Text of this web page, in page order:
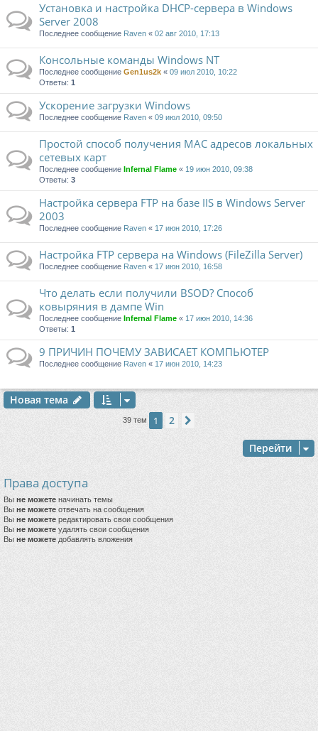
Установка и настройка DHCP-сервера в Windows
Server 2008
Последнее сообщение Raven « 02 авг 2010, 17:13
Консольные команды Windows NT
Последнее сообщение Gen1us2k « 09 июл 2010, 10:22
Ответы: 1
Ускорение загрузки Windows
Последнее сообщение Raven « 09 июл 2010, 09:50
Простой способ получения MAC адресов локальных
сетевых карт
Последнее сообщение Infernal Flame « 19 июн 2010, 09:38
Ответы: 3
Настройка сервера FTP на базе IIS в Windows Server
2003
Последнее сообщение Raven « 17 июн 2010, 17:26
Настройка FTP сервера на Windows (FileZilla Server)
Последнее сообщение Raven « 17 июн 2010, 16:58
Что делать если получили BSOD? Способ
ковыряния в дампе Win
Последнее сообщение Infernal Flame « 17 июн 2010, 14:36
Ответы: 1
9 ПРИЧИН ПОЧЕМУ ЗАВИСАЕТ КОМПЬЮТЕР
Последнее сообщение Raven « 17 июн 2010, 14:23
Новая тема
39 тем 1 2
Перейти
Права доступа
Вы не можете начинать темы
Вы не можете отвечать на сообщения
Вы не можете редактировать свои сообщения
Вы не можете удалять свои сообщения
Вы не можете добавлять вложения